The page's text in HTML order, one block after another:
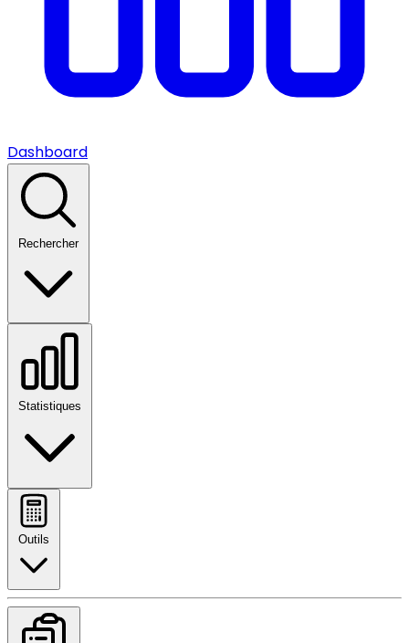
Dashboard
Rechercher
Statistiques
Outils